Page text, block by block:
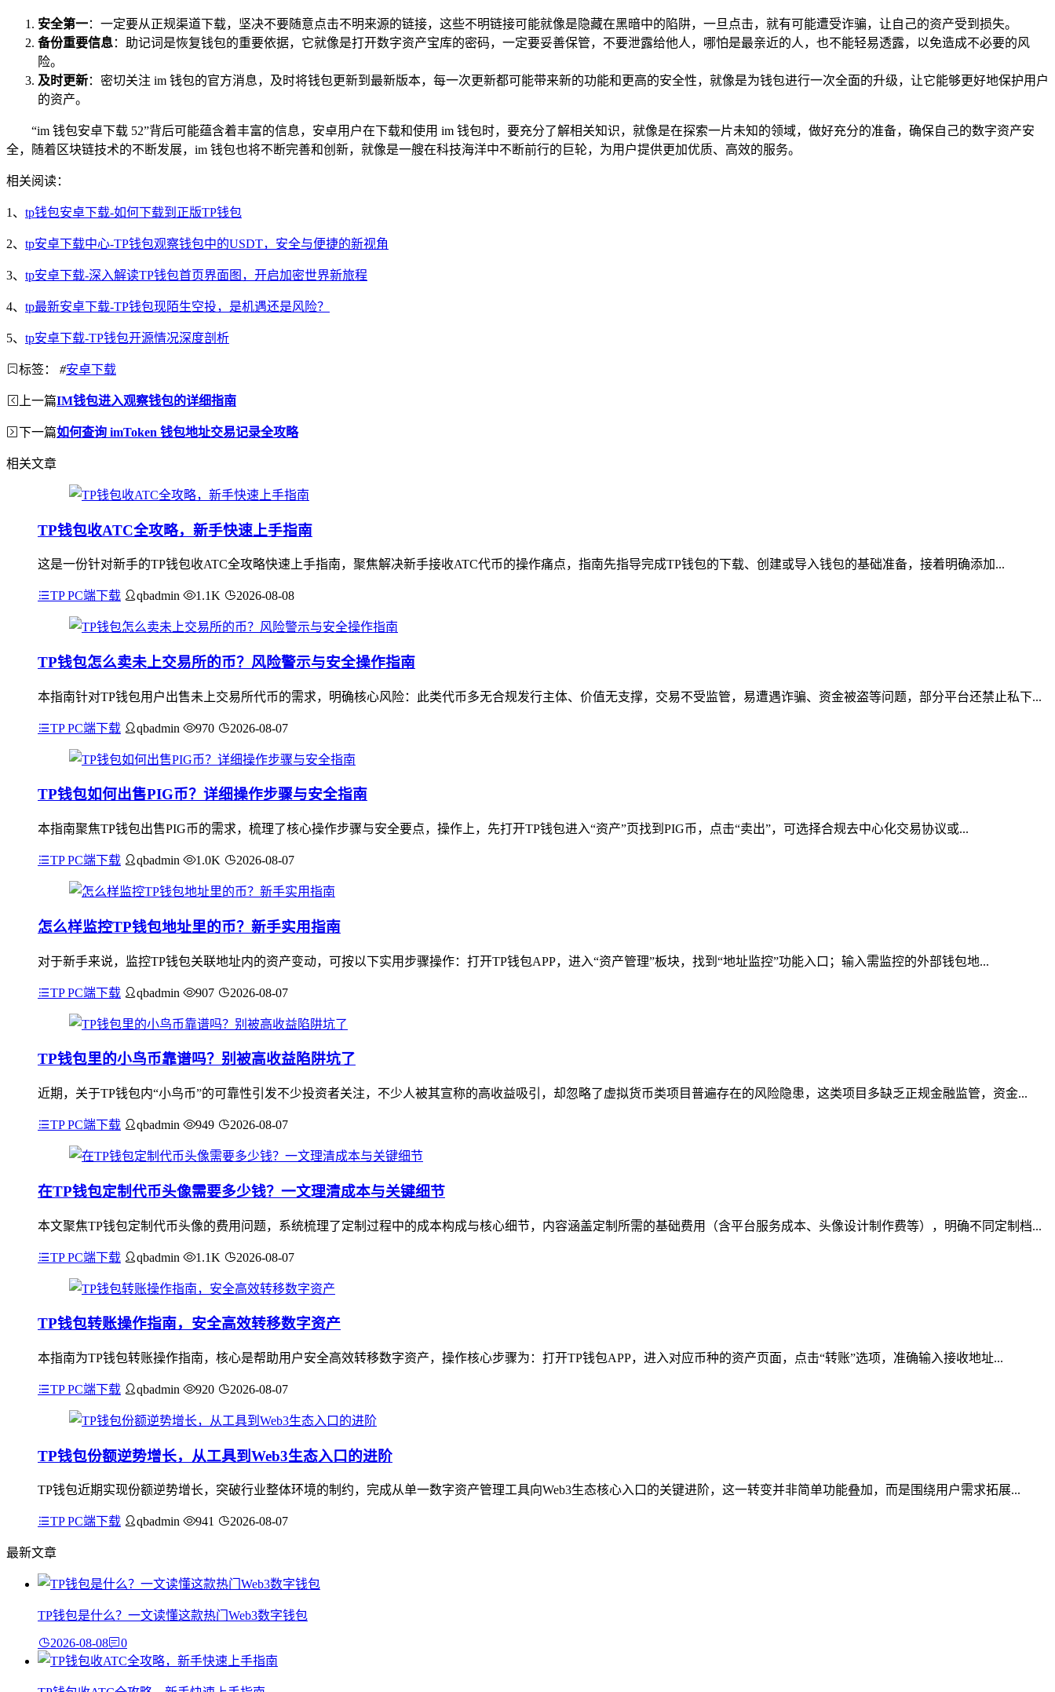
安全第一：一定要从正规渠道下载，坚决不要随意点击不明来源的链接，这些不明链接可能就像是隐藏在黑暗中的陷阱，一旦点击，就有可能遭受诈骗，让自己的资产受到损失。
备份重要信息：助记词是恢复钱包的重要依据，它就像是打开数字资产宝库的密码，一定要妥善保管，不要泄露给他人，哪怕是最亲近的人，也不能轻易透露，以免造成不必要的风
险。
及时更新：密切关注 im 钱包的官方消息，及时将钱包更新到最新版本，每一次更新都可能带来新的功能和更高的安全性，就像是为钱包进行一次全面的升级，让它能够更好地保护用户
的资产。
“im 钱包安卓下载 52”背后可能蕴含着丰富的信息，安卓用户在下载和使用 im 钱包时，要充分了解相关知识，就像是在探索一片未知的领域，做好充分的准备，确保自己的数字资产安
全，随着区块链技术的不断发展，im 钱包也将不断完善和创新，就像是一艘在科技海洋中不断前行的巨轮，为用户提供更加优质、高效的服务。
相关阅读：
1、 tp钱包安卓下载-如何下载到正版TP钱包
2、 tp安卓下载中心-TP钱包观察钱包中的USDT，安全与便捷的新视角
3、 tp安卓下载-深入解读TP钱包首页界面图，开启加密世界新旅程
4、 tp最新安卓下载-TP钱包现陌生空投，是机遇还是风险？
5、 tp安卓下载-TP钱包开源情况深度剖析
标签： #安卓下载
上一篇IM钱包进入观察钱包的详细指南
下一篇如何查询 imToken 钱包地址交易记录全攻略
相关文章
TP钱包收ATC全攻略，新手快速上手指南
这是一份针对新手的TP钱包收ATC全攻略快速上手指南，聚焦解决新手接收ATC代币的操作痛点，指南先指导完成TP钱包的下载、创建或导入钱包的基础准备，接着明确添加...
TP PC端下载 qbadmin 1.1K 2026-08-08
TP钱包怎么卖未上交易所的币？风险警示与安全操作指南
本指南针对TP钱包用户出售未上交易所代币的需求，明确核心风险：此类代币多无合规发行主体、价值无支撑，交易不受监管，易遭遇诈骗、资金被盗等问题，部分平台还禁止私下...
TP PC端下载 qbadmin 970 2026-08-07
TP钱包如何出售PIG币？详细操作步骤与安全指南
本指南聚焦TP钱包出售PIG币的需求，梳理了核心操作步骤与安全要点，操作上，先打开TP钱包进入“资产”页找到PIG币，点击“卖出”，可选择合规去中心化交易协议或...
TP PC端下载 qbadmin 1.0K 2026-08-07
怎么样监控TP钱包地址里的币？新手实用指南
对于新手来说，监控TP钱包关联地址内的资产变动，可按以下实用步骤操作：打开TP钱包APP，进入“资产管理”板块，找到“地址监控”功能入口；输入需监控的外部钱包地...
TP PC端下载 qbadmin 907 2026-08-07
TP钱包里的小鸟币靠谱吗？别被高收益陷阱坑了
近期，关于TP钱包内“小鸟币”的可靠性引发不少投资者关注，不少人被其宣称的高收益吸引，却忽略了虚拟货币类项目普遍存在的风险隐患，这类项目多缺乏正规金融监管，资金...
TP PC端下载 qbadmin 949 2026-08-07
在TP钱包定制代币头像需要多少钱？一文理清成本与关键细节
本文聚焦TP钱包定制代币头像的费用问题，系统梳理了定制过程中的成本构成与核心细节，内容涵盖定制所需的基础费用（含平台服务成本、头像设计制作费等），明确不同定制档...
TP PC端下载 qbadmin 1.1K 2026-08-07
TP钱包转账操作指南，安全高效转移数字资产
本指南为TP钱包转账操作指南，核心是帮助用户安全高效转移数字资产，操作核心步骤为：打开TP钱包APP，进入对应币种的资产页面，点击“转账”选项，准确输入接收地址...
TP PC端下载 qbadmin 920 2026-08-07
TP钱包份额逆势增长，从工具到Web3生态入口的进阶
TP钱包近期实现份额逆势增长，突破行业整体环境的制约，完成从单一数字资产管理工具向Web3生态核心入口的关键进阶，这一转变并非简单功能叠加，而是围绕用户需求拓展...
TP PC端下载 qbadmin 941 2026-08-07
最新文章
TP钱包是什么？一文读懂这款热门Web3数字钱包
2026-08-08 0